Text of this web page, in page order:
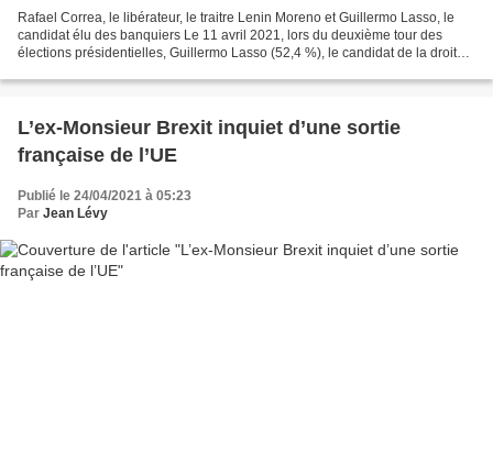
Rafael Correa, le libérateur, le traitre Lenin Moreno et Guillermo Lasso, le
candidat élu des banquiers Le 11 avril 2021, lors du deuxième tour des
élections présidentielles, Guillermo Lasso (52,4 %), le candidat de la droite,
L’ex-Monsieur Brexit inquiet d’une sortie
française de l’UE
Publié le 24/04/2021 à 05:23
Par Jean Lévy